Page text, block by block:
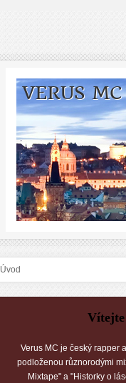
VERUS
Úvod
Vítejte
Verus MC je český rapper
podloženou různorodými
Mixtape" a "Historky o